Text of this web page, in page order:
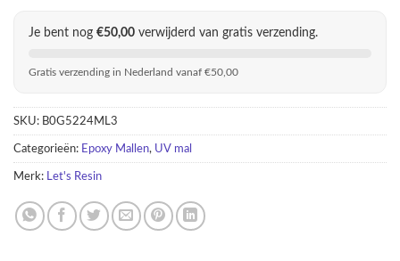
Je bent nog €50,00 verwijderd van gratis verzending.
Gratis verzending in Nederland vanaf €50,00
SKU: B0G5224ML3
Categorieën: Epoxy Mallen, UV mal
Merk: Let's Resin